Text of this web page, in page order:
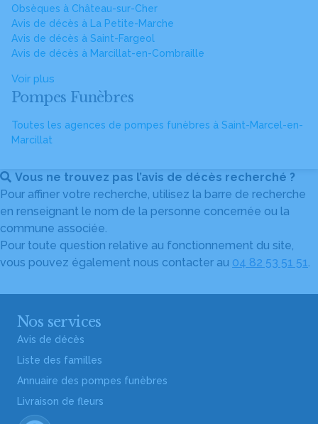
Obsèques à Château-sur-Cher
Avis de décès à La Petite-Marche
Avis de décès à Saint-Fargeol
Avis de décès à Marcillat-en-Combraille
Voir plus
Pompes Funèbres
Toutes les agences de pompes funèbres à Saint-Marcel-en-
Marcillat
Vous ne trouvez pas l’avis de décès recherché ?
Pour affiner votre recherche, utilisez la barre de recherche
en renseignant le nom de la personne concernée ou la
commune associée.
Pour toute question relative au fonctionnement du site,
vous pouvez également nous contacter au 04 82 53 51 51.
Nos services
Avis de décès
Liste des familles
Annuaire des pompes funèbres
Livraison de fleurs